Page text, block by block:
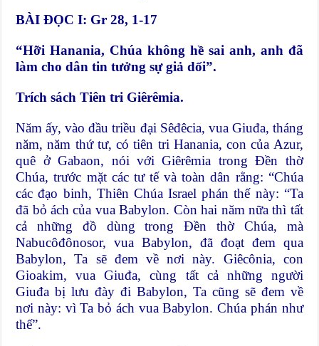
BÀI ĐỌC I: Gr 28, 1-17
“Hỡi Hanania, Chúa không hề sai anh, anh đã
làm cho dân tin tưởng sự giả dối”.
Trích sách Tiên tri Giêrêmia.
Năm ấy, vào đầu triều đại Sêđêcia, vua Giuđa, tháng
năm, năm thứ tư, có tiên tri Hanania, con của Azur,
quê ở Gabaon, nói với Giêrêmia trong Đền thờ
Chúa, trước mặt các tư tế và toàn dân rằng: “Chúa
các đạo binh, Thiên Chúa Israel phán thế này: “Ta
đã bỏ ách của vua Babylon. Còn hai năm nữa thì tất
cả những đồ dùng trong Đền thờ Chúa, mà
Nabucôđônosor, vua Babylon, đã đoạt đem qua
Babylon, Ta sẽ đem về nơi này. Giêcônia, con
Gioakim, vua Giuđa, cùng tất cả những người
Giuđa bị lưu đày đi Babylon, Ta cũng sẽ đem về
nơi này: vì Ta bỏ ách vua Babylon. Chúa phán như
thế”.